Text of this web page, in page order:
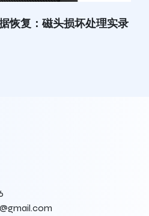
恢复：磁头损坏处理实录